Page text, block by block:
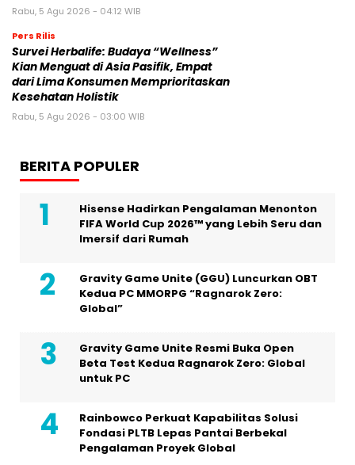
Rabu, 5 Agu 2026 - 04:12 WIB
Pers Rilis
Survei Herbalife: Budaya “Wellness”
Kian Menguat di Asia Pasifik, Empat
dari Lima Konsumen Memprioritaskan
Kesehatan Holistik
Rabu, 5 Agu 2026 - 03:00 WIB
BERITA POPULER
Hisense Hadirkan Pengalaman Menonton
FIFA World Cup 2026™ yang Lebih Seru dan
Imersif dari Rumah
Gravity Game Unite (GGU) Luncurkan OBT
Kedua PC MMORPG “Ragnarok Zero:
Global”
Gravity Game Unite Resmi Buka Open
Beta Test Kedua Ragnarok Zero: Global
untuk PC
Rainbowco Perkuat Kapabilitas Solusi
Fondasi PLTB Lepas Pantai Berbekal
Pengalaman Proyek Global